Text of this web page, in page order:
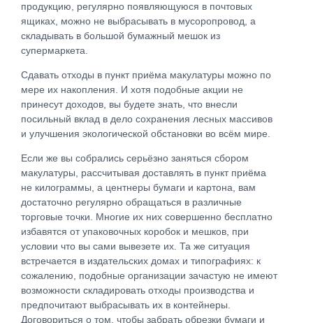
продукцию, регулярно появляющуюся в почтовых
ящиках, можно не выбрасывать в мусоропровод, а
складывать в большой бумажный мешок из
супермаркета.
Сдавать отходы в пункт приёма макулатуры можно по
мере их накопления. И хотя подобные акции не
принесут доходов, вы будете знать, что внесли
посильный вклад в дело сохранения лесных массивов
и улучшения экологической обстановки во всём мире.
Если же вы собрались серьёзно заняться сбором
макулатуры, рассчитывая доставлять в пункт приёма
не килограммы, а центнеры бумаги и картона, вам
достаточно регулярно обращаться в различные
торговые точки. Многие их них совершенно бесплатно
избавятся от упаковочных коробок и мешков, при
условии что вы сами вывезете их. Та же ситуация
встречается в издательских домах и типографиях: к
сожалению, подобные организации зачастую не имеют
возможности складировать отходы производства и
предпочитают выбрасывать их в контейнеры.
Договориться о том, чтобы забрать обрезки бумаги и